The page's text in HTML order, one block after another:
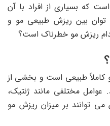
که بسیاری از افراد با آن
بین ریزش طبیعی مو و
ریزش مو خطرناک است؟
حدود ۵۰ تا ۱۰۰ تار مو کاملاً طبیعی است و بخشی از
مختلفی مانند ژنتیک،
توانند بر میزان ریزش مو